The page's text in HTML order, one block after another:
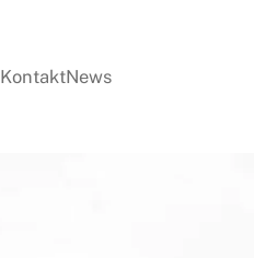
KontaktNews